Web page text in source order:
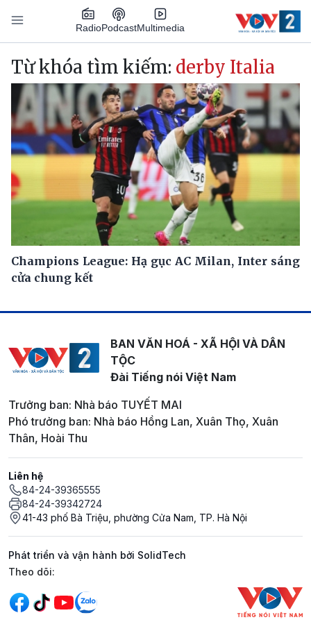
Nhảy đến nội dung
RadioPodcastMultimedia
Main navigation
Từ khóa tìm kiếm: derby Italia
Champions League: Hạ gục AC Milan, Inter sáng
cửa chung kết
BAN VĂN HOÁ - XÃ HỘI VÀ DÂN
TỘC
Đài Tiếng nói Việt Nam
Trưởng ban: Nhà báo TUYẾT MAI
Phó trưởng ban: Nhà báo Hồng Lan, Xuân Thọ, Xuân
Thân, Hoài Thu
Liên hệ
84-24-39365555
84-24-39342724
41-43 phố Bà Triệu, phường Cửa Nam, TP. Hà Nội
Phát triển và vận hành bởi SolidTech
Mạng xã hội
Theo dõi: